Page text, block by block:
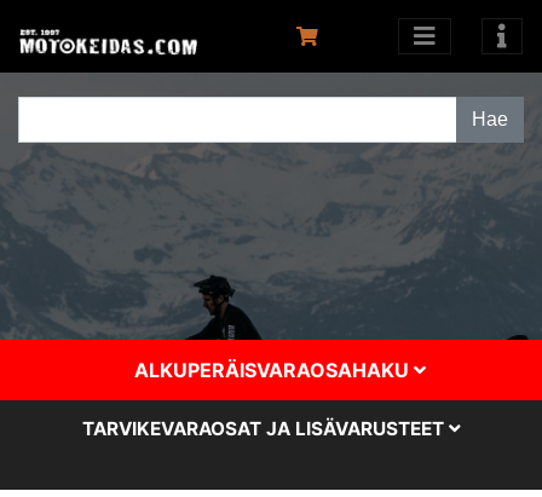
ALKUPERÄISVARAOSAHAKU
TARVIKEVARAOSAT JA LISÄVARUSTEET